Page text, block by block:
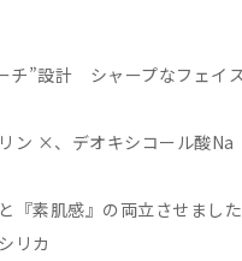
チ”設計 シャープなフェイ
ン ×、デオキシコール酸Na
素肌感』の両立させました
リカ